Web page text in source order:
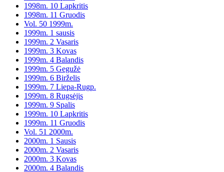
1998m. 10 Lapkritis
1998m. 11 Gruodis
Vol. 50 1999m.
1999m. 1 sausis
1999m. 2 Vasaris
1999m. 3 Kovas
1999m. 4 Balandis
1999m. 5 Gegužė
1999m. 6 Birželis
1999m. 7 Liepa-Rugp.
1999m. 8 Rugsėjis
1999m. 9 Spalis
1999m. 10 Lapkritis
1999m. 11 Gruodis
Vol. 51 2000m.
2000m. 1 Sausis
2000m. 2 Vasaris
2000m. 3 Kovas
2000m. 4 Balandis